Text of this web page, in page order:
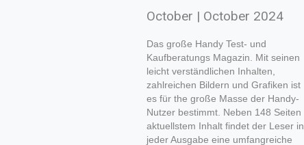
October | October 2024
Das große Handy Test- und
Kaufberatungs Magazin. Mit seinen
leicht verständlichen Inhalten,
zahlreichen Bildern und Grafiken ist
es für the große Masse der Handy-
Nutzer bestimmt. Neben 148 Seiten
aktuellstem Inhalt findet der Leser in
jeder Ausgabe eine umfangreiche